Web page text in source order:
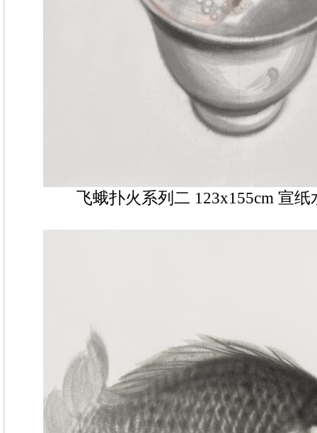
飞蛾扑火系列二 123x155cm 宣纸